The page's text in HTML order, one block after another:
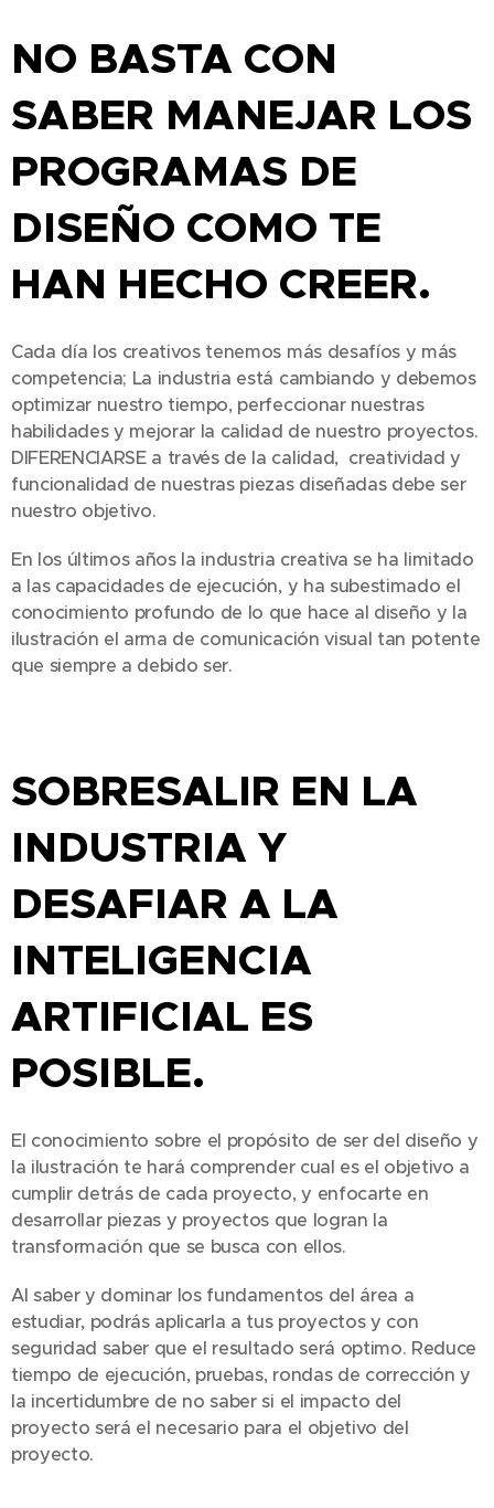
NO BASTA CON
SABER MANEJAR LOS
PROGRAMAS DE
DISEÑO COMO TE
HAN HECHO CREER.
Cada día los creativos tenemos más desafíos y más
competencia; La industria está cambiando y debemos
optimizar nuestro tiempo, perfeccionar nuestras
habilidades y mejorar la calidad de nuestro proyectos.
DIFERENCIARSE a través de la calidad, creatividad y
funcionalidad de nuestras piezas diseñadas debe ser
nuestro objetivo.
En los últimos años la industria creativa se ha limitado
a las capacidades de ejecución, y ha subestimado el
conocimiento profundo de lo que hace al diseño y la
ilustración el arma de comunicación visual tan potente
que siempre a debido ser.
SOBRESALIR EN LA
INDUSTRIA Y
DESAFIAR A LA
INTELIGENCIA
ARTIFICIAL ES
POSIBLE.
El conocimiento sobre el propósito de ser del diseño y
la ilustración te hará comprender cual es el objetivo a
cumplir detrás de cada proyecto, y enfocarte en
desarrollar piezas y proyectos que logran la
transformación que se busca con ellos.
Al saber y dominar los fundamentos del área a
estudiar, podrás aplicarla a tus proyectos y con
seguridad saber que el resultado será optimo. Reduce
tiempo de ejecución, pruebas, rondas de corrección y
la incertidumbre de no saber si el impacto del
proyecto será el necesario para el objetivo del
proyecto.